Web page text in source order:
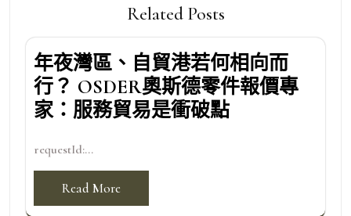
Related Posts
年夜灣區、自貿港若何相向而
行？ OSDER奧斯德零件報價專
家：服務貿易是衝破點
requestId:...
Read More